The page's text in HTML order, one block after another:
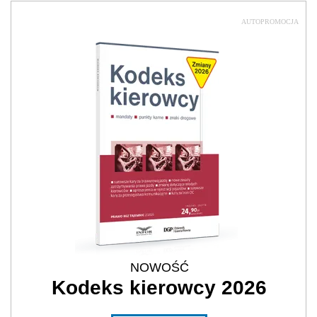
AUTOPROMOCJA
NOWOŚĆ
Kodeks kierowcy 2026